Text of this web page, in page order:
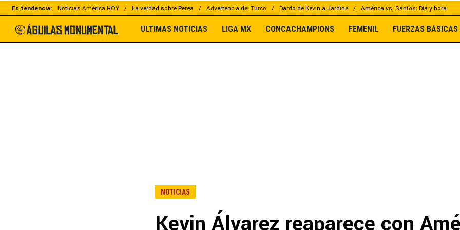
Es tendencia: Noticias América HOY La verdad sobre Perea Advertencia del Turco Dardo de Kevin a Jardine América vs. Santos: Día y hora
ULTIMAS NOTICIAS LIGA MX CONCACHAMPIONS FEMENIL FUERZAS BÁSICAS
NOTICIAS
Kevin Álvarez reaparece con